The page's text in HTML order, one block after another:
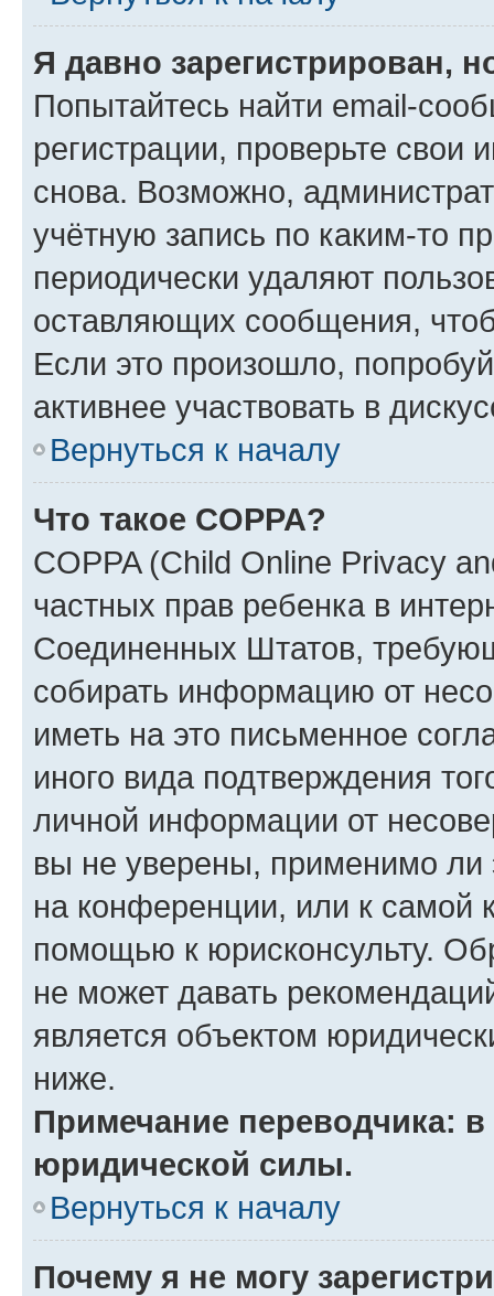
Я давно зарегистрирован,
Попытайтесь найти email-
регистрации, проверьте свои
снова. Возможно,
учётную запись по каким-то
периодически удаляют
оставляющих сообщения,
Если это произошло,
активнее участвовать в
Вернуться к началу
Что такое COPPA?
COPPA (Child Online Privacy
частных прав ребенка в
Соединенных Штатов,
собирать информацию от
иметь на это письменное
иного вида подтверждения
личной информации от
вы не уверены, применимо ли
на конференции, или к самой
помощью к юрисконсульту.
не может давать
является объектом
ниже.
Примечание переводчика:
юридической силы.
Вернуться к началу
Почему я не могу